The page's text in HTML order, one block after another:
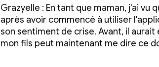
Grazyelle : En tant que maman, j'ai vu
après avoir commencé à utiliser
son sentiment de crise. Avant, il
mon fils peut maintenant me dire ce